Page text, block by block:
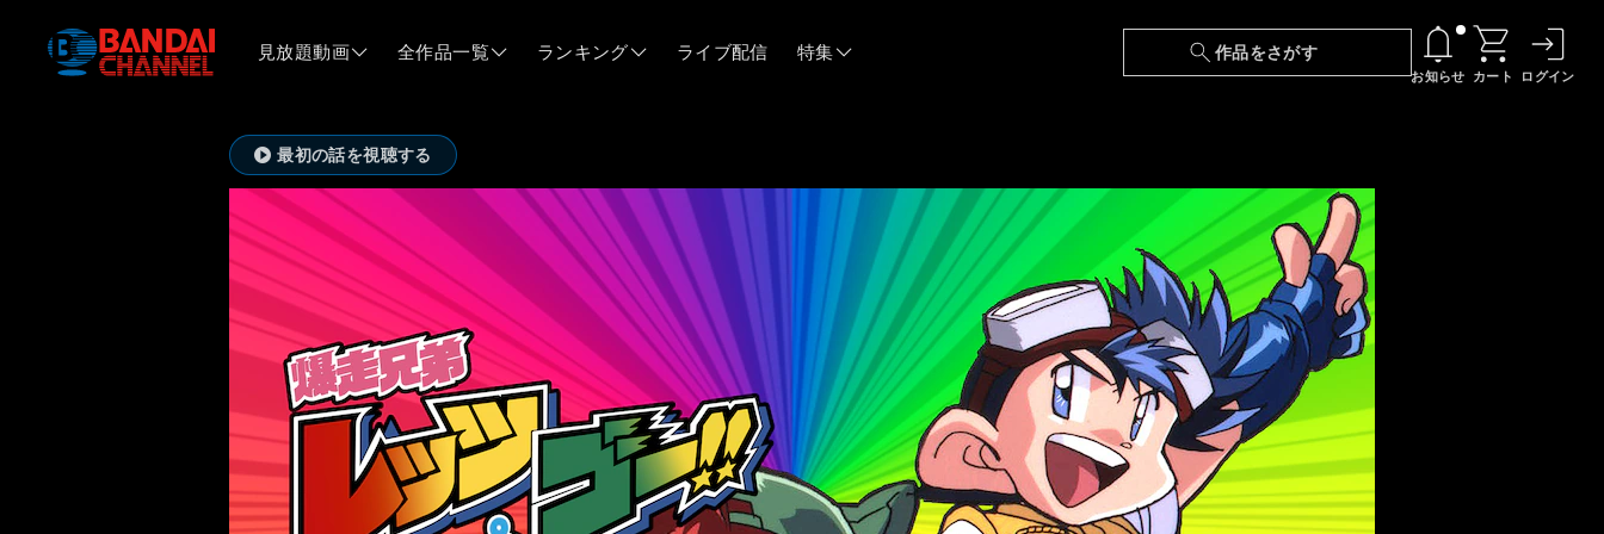
見放題動画 全作品一覧 ランキング ライブ配信 特集 作品をさがす
お知らせ
06/03
『最強の王様、二度目の人生は何をする？』第
24話 配信日変更のお知らせ
05/21 【障害】映像再生における不具合に関しまして
05/14
【日本語字幕】【セリフ検索】新規追加のお知
らせ
04/28
【障害】Android TVにおける不具合に関しまし
カート ログイン
最初の話を視聴する